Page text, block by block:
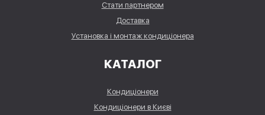
Стати партнером
Доставка
Установка і монтаж кондиціонера
КАТАЛОГ
Кондиціонери
Кондиціонери в Києві